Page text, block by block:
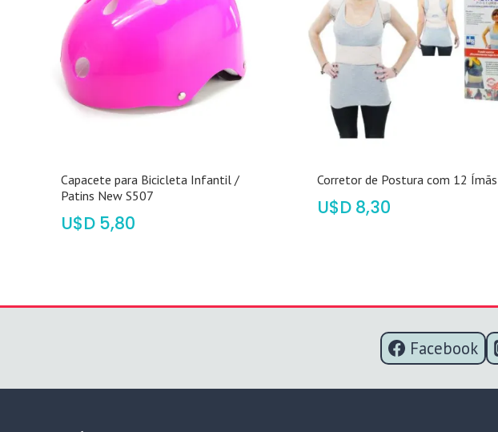
Capacete para Bicicleta Infantil /
Patins New S507
$ 5,80
Corretor de Postura com 12 Ímãs
$ 8,30
Facebook